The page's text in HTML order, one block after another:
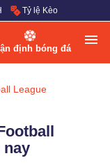
Tỷ lệ Kèo
định bóng đá
League
nay